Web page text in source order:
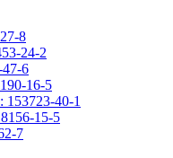
8
24-2
6
16-5
153723-40-1
15-5
7